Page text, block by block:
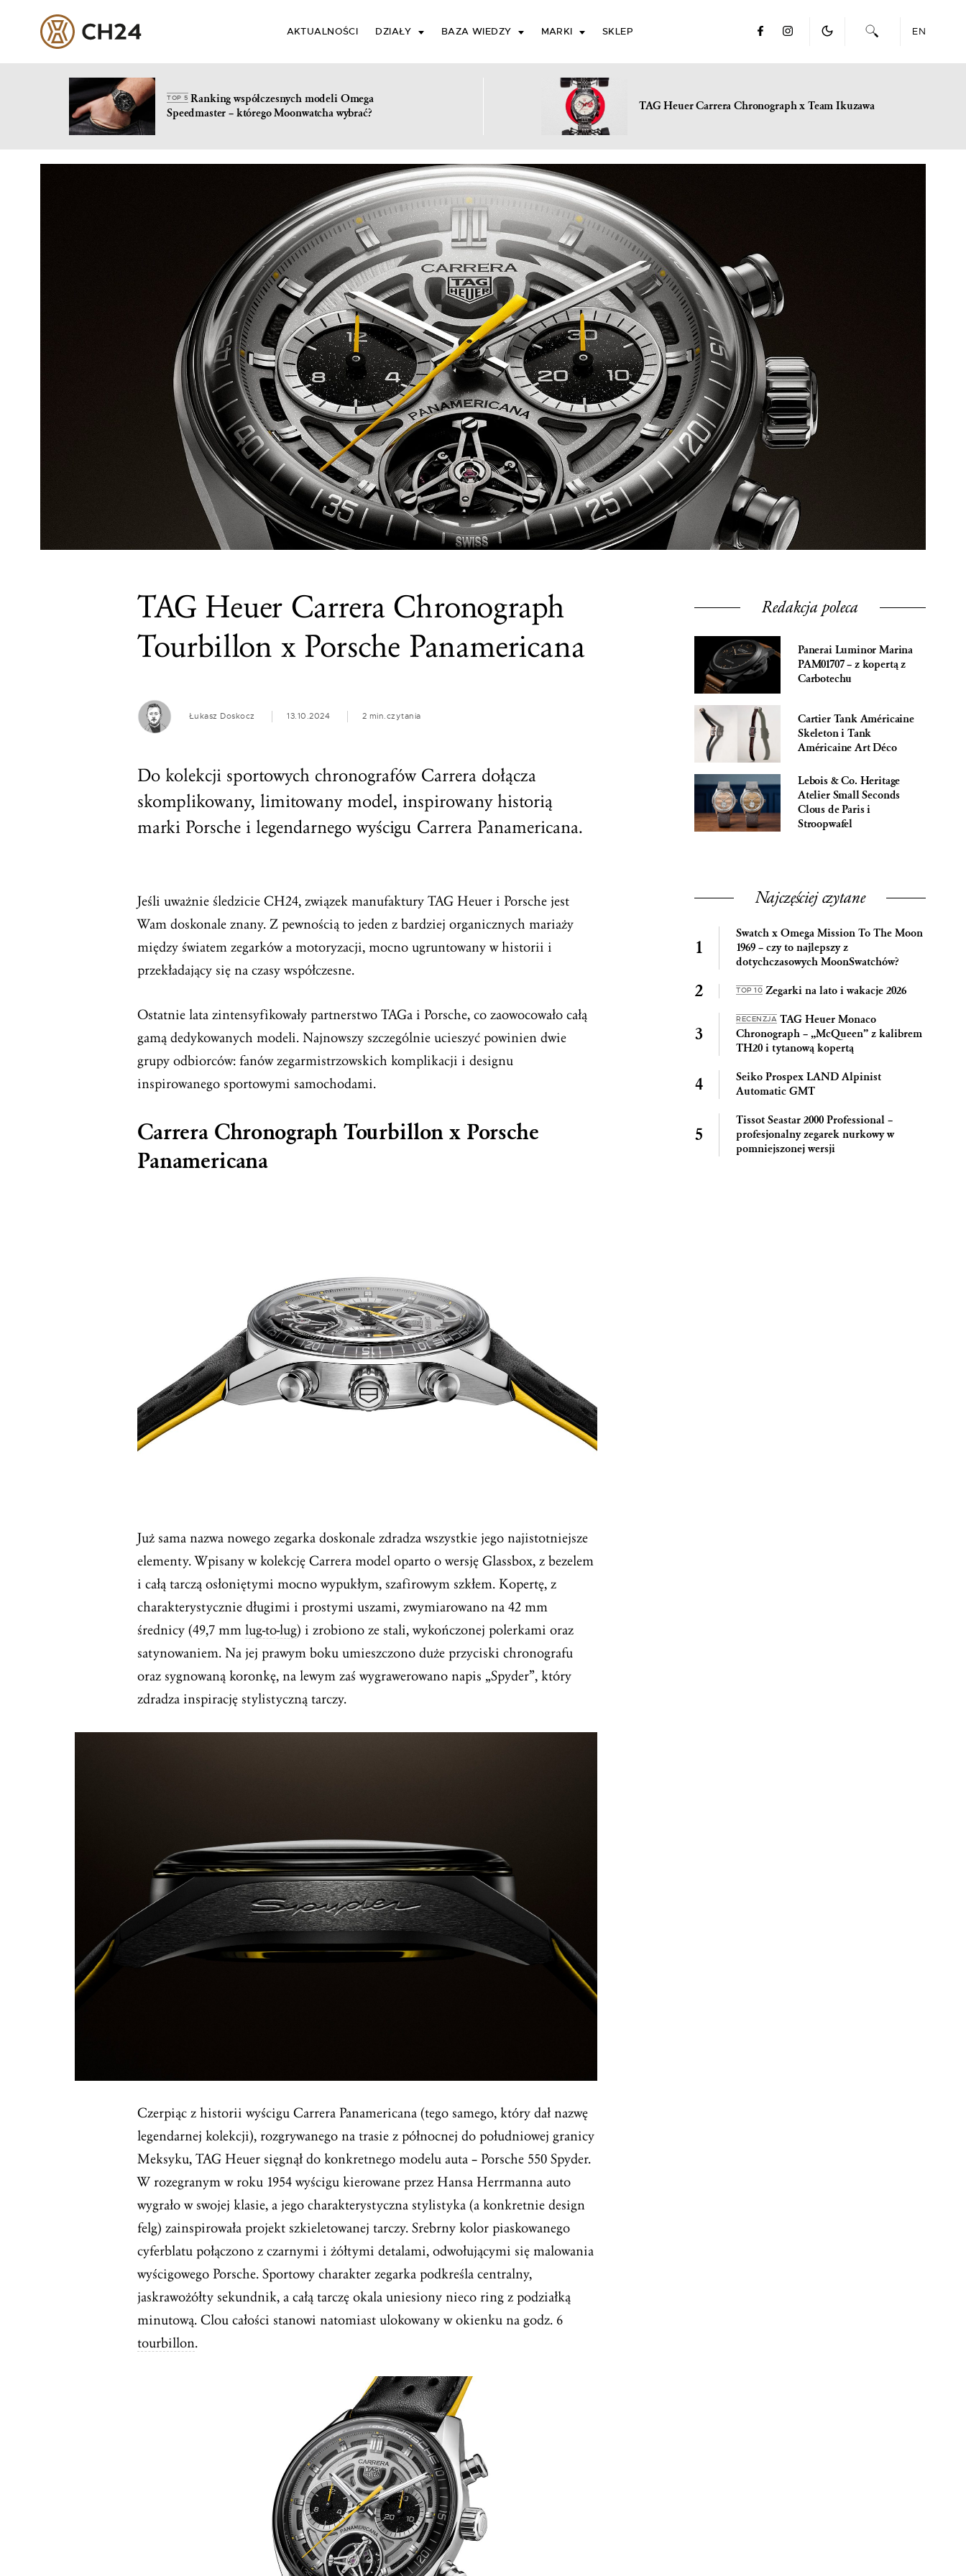
AKTUALNOŚCI DZIAŁY BAZA WIEDZY MARKI SKLEP EN
TOP 5Ranking współczesnych modeli Omega
Speedmaster – którego Moonwatcha wybrać?
TAG Heuer Carrera Chronograph x Team Ikuzawa
TAG Heuer Carrera Chronograph
Tourbillon x Porsche Panamericana
Łukasz Doskocz 13.10.2024 2 min.czytania
Do kolekcji sportowych chronografów Carrera dołącza
skomplikowany, limitowany model, inspirowany historią
marki Porsche i legendarnego wyścigu Carrera Panamericana.
Jeśli uważnie śledzicie CH24, związek manufaktury TAG Heuer i Porsche jest
Wam doskonale znany. Z pewnością to jeden z bardziej organicznych mariaży
między światem zegarków a motoryzacji, mocno ugruntowany w historii i
przekładający się na czasy współczesne.
Ostatnie lata zintensyfikowały partnerstwo TAGa i Porsche, co zaowocowało całą
gamą dedykowanych modeli. Najnowszy szczególnie ucieszyć powinien dwie
grupy odbiorców: fanów zegarmistrzowskich komplikacji i designu
inspirowanego sportowymi samochodami.
Carrera Chronograph Tourbillon x Porsche
Panamericana
Już sama nazwa nowego zegarka doskonale zdradza wszystkie jego najistotniejsze
elementy. Wpisany w kolekcję Carrera model oparto o wersję Glassbox, z bezelem
i całą tarczą osłoniętymi mocno wypukłym, szafirowym szkłem. Kopertę, z
charakterystycznie długimi i prostymi uszami, zwymiarowano na 42 mm
średnicy (49,7 mm lug-to-lug) i zrobiono ze stali, wykończonej polerkami oraz
satynowaniem. Na jej prawym boku umieszczono duże przyciski chronografu
oraz sygnowaną koronkę, na lewym zaś wygrawerowano napis „Spyder”, który
zdradza inspirację stylistyczną tarczy.
Czerpiąc z historii wyścigu Carrera Panamericana (tego samego, który dał nazwę
legendarnej kolekcji), rozgrywanego na trasie z północnej do południowej granicy
Meksyku, TAG Heuer sięgnął do konkretnego modelu auta – Porsche 550 Spyder.
W rozegranym w roku 1954 wyścigu kierowane przez Hansa Herrmanna auto
wygrało w swojej klasie, a jego charakterystyczna stylistyka (a konkretnie design
felg) zainspirowała projekt szkieletowanej tarczy. Srebrny kolor piaskowanego
cyferblatu połączono z czarnymi i żółtymi detalami, odwołującymi się malowania
wyścigowego Porsche. Sportowy charakter zegarka podkreśla centralny,
jaskrawożółty sekundnik, a całą tarczę okala uniesiony nieco ring z podziałką
minutową. Clou całości stanowi natomiast ulokowany w okienku na godz. 6
tourbillon.
Redakcja poleca
Panerai Luminor Marina
PAM01707 – z kopertą z
Carbotechu
Cartier Tank Américaine
Skeleton i Tank
Américaine Art Déco
Lebois & Co. Heritage
Atelier Small Seconds
Clous de Paris i
Stroopwafel
Najczęściej czytane
Swatch x Omega Mission To The Moon
1969 – czy to najlepszy z
dotychczasowych MoonSwatchów?
TOP 10 Zegarki na lato i wakacje 2026
RECENZJA TAG Heuer Monaco
Chronograph – „McQueen” z kalibrem
TH20 i tytanową kopertą
Seiko Prospex LAND Alpinist
Automatic GMT
Tissot Seastar 2000 Professional –
profesjonalny zegarek nurkowy w
pomniejszonej wersji